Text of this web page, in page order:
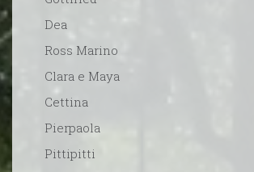
Dea
Ross Marino
Clara e Maya
Cettina
Pierpaola
Pittipitti